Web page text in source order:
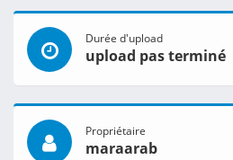
Durée d'upload
upload pas terminé
Propriétaire
maraarab